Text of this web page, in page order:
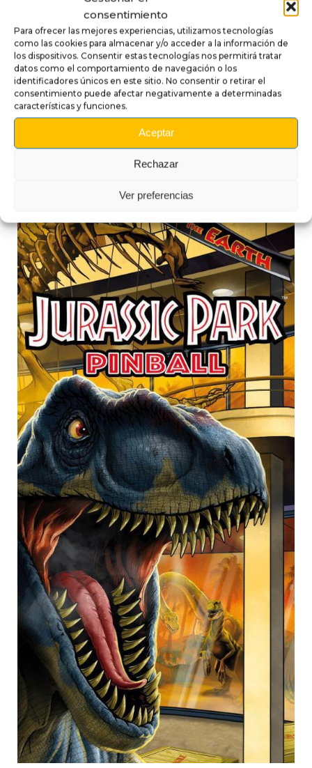
consentimiento
Para ofrecer las mejores experiencias, utilizamos tecnologías
como las cookies para almacenar y/o acceder a la información de
los dispositivos. Consentir estas tecnologías nos permitirá tratar
datos como el comportamiento de navegación o los
identificadores únicos en este sitio. No consentir o retirar el
consentimiento puede afectar negativamente a determinadas
características y funciones.
Aceptar
Rechazar
Ver preferencias
Pueden aparecer ligeras variaciones de tono
según los lotes y la iluminación ambiente. Para una
instalación ideal,
trabaje a temperatura moderada y utilice una espátula
suave.
Productos compatibles